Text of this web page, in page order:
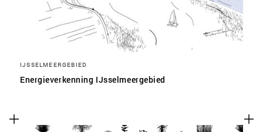
IJSSELMEERGEBIED
Energieverkenning IJsselmeergebied